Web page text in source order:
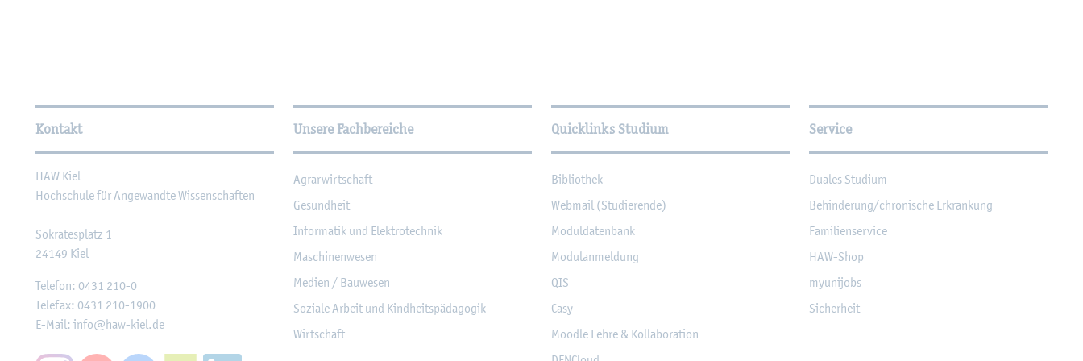
Wei­ter­füh­ren­de In­for­ma­tio­nen
Kontakt
HAW Kiel
Hoch­schu­le für An­ge­wand­te Wis­sen­schaf­ten
So­kra­tes­platz 1
24149 Kiel
Te­le­fon: 0431 210-0
Te­le­fax: 0431 210-1900
E-Mail: info@​haw-​kiel.​de
Unsere Fachbereiche
Agrar­wirt­schaft
Ge­sund­heit
In­for­ma­tik und Elek­tro­tech­nik
Ma­schi­nen­we­sen
Me­di­en / Bau­we­sen
So­zia­le Ar­beit und Kind­heits­päd­ago­gik
Wirt­schaft
Quicklinks Studium
Bi­blio­thek
Web­mail (Stu­die­ren­de)
Mo­dul­da­ten­bank
Mo­du­l­an­mel­dung
QIS
Casy
Mood­le Lehre & Kol­la­bo­ra­ti­on
Service
Dua­les Stu­di­um
Be­hin­de­rung/chro­ni­sche Er­kran­kung
Fa­mi­li­en­ser­vice
HAW-Shop
myu­ni­jobs
Si­cher­heit